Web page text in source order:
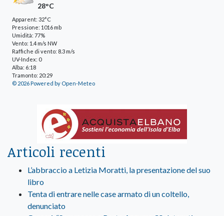
28°C
Apparent: 32°C
Pressione: 1016 mb
Umidità: 77%
Vento: 1.4 m/s NW
Raffiche di vento: 8.3 m/s
UV-Index: 0
Alba: 6:18
Tramonto: 20:29
© 2026 Powered by Open-Meteo
Articoli recenti
L’abbraccio a Letizia Moratti, la presentazione del suo
libro
Tenta di entrare nelle case armato di un coltello,
denunciato